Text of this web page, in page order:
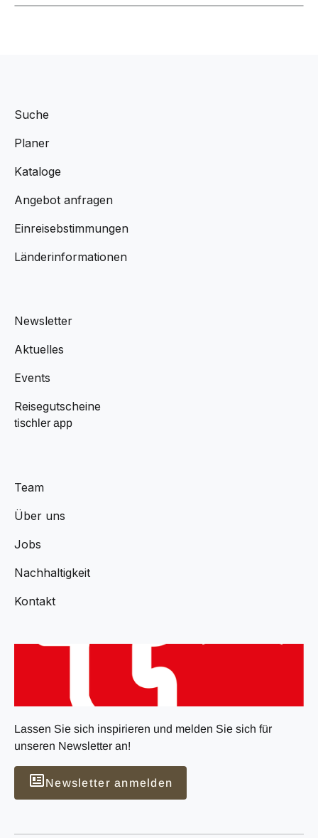
Suche
Planer
Kataloge
Angebot anfragen
Einreisebstimmungen
Länderinformationen
Newsletter
Aktuelles
Events
Reisegutscheine
tischler app
Team
Über uns
Jobs
Nachhaltigkeit
Kontakt
Lassen Sie sich inspirieren und melden Sie sich für
unseren Newsletter an!
Newsletter anmelden